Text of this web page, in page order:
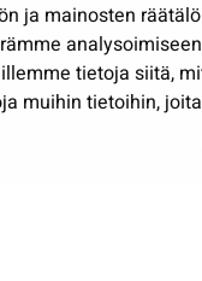
ja mainosten
tietoja siitä,
muihin tietoihin,